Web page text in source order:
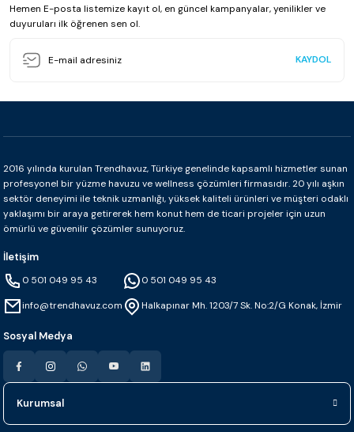
Hemen E-posta listemize kayıt ol, en güncel kampanyalar, yenilikler ve
duyuruları ilk öğrenen sen ol.
KAYDOL
2016 yılında kurulan Trendhavuz, Türkiye genelinde kapsamlı hizmetler sunan
profesyonel bir yüzme havuzu ve wellness çözümleri firmasıdır. 20 yılı aşkın
sektör deneyimi ile teknik uzmanlığı, yüksek kaliteli ürünleri ve müşteri odaklı
yaklaşımı bir araya getirerek hem konut hem de ticari projeler için uzun
ömürlü ve güvenilir çözümler sunuyoruz.
İletişim
0 501 049 95 43
info@trendhavuz.com
0 501 049 95 43
Halkapınar Mh. 1203/7 Sk. No:2/G Konak, İzmir
Sosyal Medya
Kurumsal